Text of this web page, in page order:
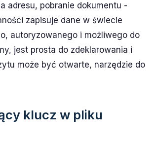
adresu, pobranie dokumentu -
zapisuje dane w świecie
autoryzowanego i możliwego do
jest prosta do zdeklarowania i
może być otwarte, narzędzie do
klucz w pliku